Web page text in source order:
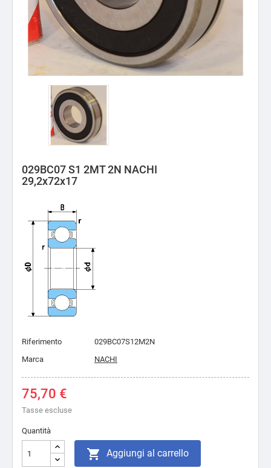
029BC07 S1 2MT 2N NACHI
29,2x72x17
Riferimento
029BC07S12M2N
Marca
NACHI
75,70 €
Tasse escluse
Quantità
 Aggiungi al carrello